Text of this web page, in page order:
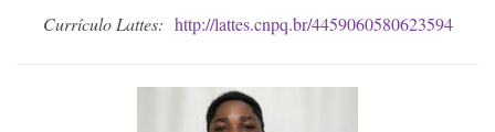
Currículo Lattes: http://lattes.cnpq.br/4459060580623594